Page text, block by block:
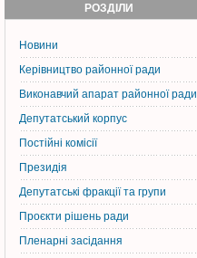
РОЗДІЛИ
Новини
Керiвництво районної ради
Виконавчий апарат районної ради
Депутатський корпус
Постiйнi комiсiї
Президія
Депутатські фракції та групи
Проєкти рішень ради
Пленарні засідання